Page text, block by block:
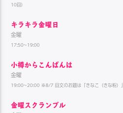
10回）
キラキラ金曜日
金曜
17:50~19:00
小樽からこんばんは
金曜
19:00~20:00 ※8/7 回文のお題は「きなこ（きな粉）」
金曜スクランブル